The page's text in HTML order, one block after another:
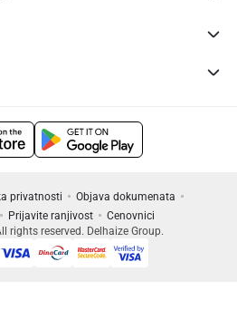
privatnosti
Objava dokumenata
Prijavite ranjivost
Cenovnici
rights reserved. Delhaize Group.